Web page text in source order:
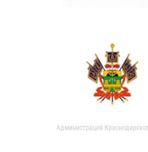
Администрация